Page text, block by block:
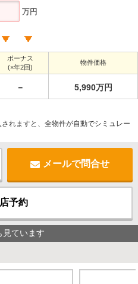
万円
ボーナス
(×年2回)
物件価格
－ 5,990万円
れますと、全物件が自動でシミュレー
メールで問合せ
予約
見ています